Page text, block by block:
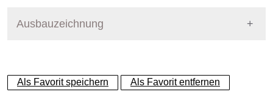
Ausprägung GW-Stand
+
Ausbauzeichnung
Als Favorit speichern Als Favorit entfernen